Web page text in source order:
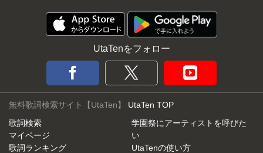
UtaTenをフォロー
無料歌詞検索サイト【UtaTen】 UtaTen TOP
歌詞検索
マイページ
歌詞ランキング
学園祭にアーティストを呼びた
い
UtaTenの使い方